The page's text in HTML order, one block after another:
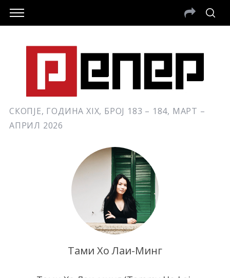
СКОПЈЕ, ГОДИНА XIX, БРОЈ 183 – 184, МАРТ –
АПРИЛ 2026
Тами Хо Лаи-Минг